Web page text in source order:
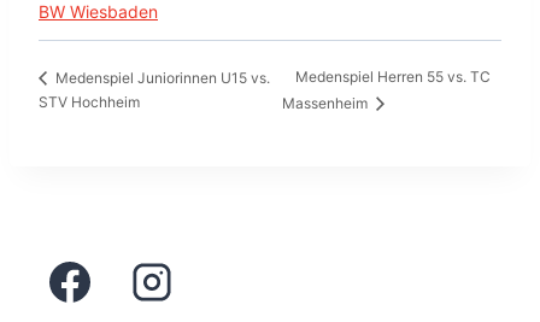
BW Wiesbaden
Medenspiel Juniorinnen U15 vs.
STV Hochheim
Medenspiel Herren 55 vs. TC
Massenheim